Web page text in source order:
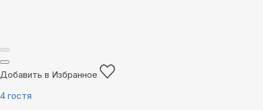
Добавить в Избранное
4 гостя